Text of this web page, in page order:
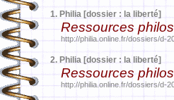
1. Philia [dossier : la liberté]
Ressources
http://philia.online.fr/dossiers/d-
2. Philia [dossier : la liberté]
Ressources
http://philia.online.fr/dossiers/d-